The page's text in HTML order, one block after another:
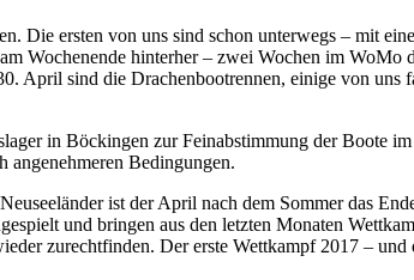
Die ersten von uns sind schon unterwegs – mit
Wochenende hinterher – zwei Wochen im WoMo
April sind die Drachenbootrennen, einige von uns
in Böckingen zur Feinabstimmung der Boote
angenehmeren Bedingungen.
ist der April nach dem Sommer das
und bringen aus den letzten Monaten
zurechtfinden. Der erste Wettkampf 2017 – und